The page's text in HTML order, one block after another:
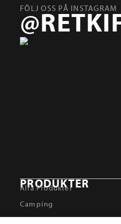
FÖLJ OSS PÅ INSTAGRAM
PRODUKTER
Alla Produkter
Camping
Utomhusmatlagning